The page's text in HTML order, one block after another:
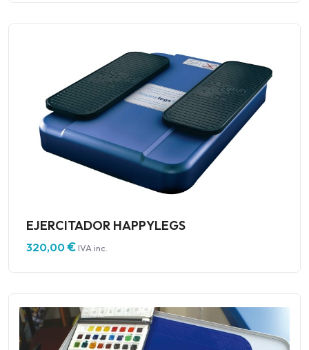
EJERCITADOR HAPPYLEGS
320,00€IVA inc.